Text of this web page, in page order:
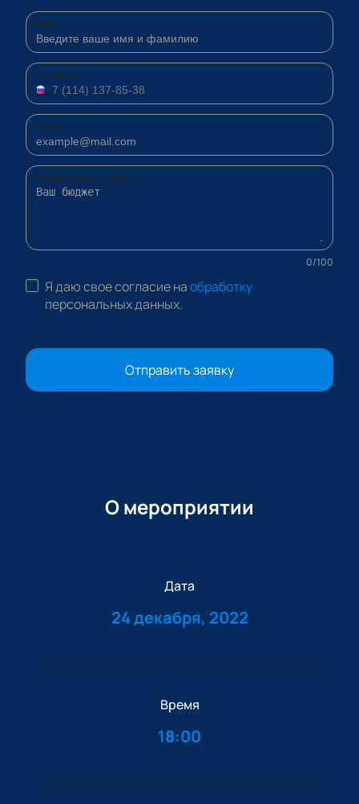
Имя
Телефон
Email
Комментарий к заявке
0/100
Я даю свое согласие наобработку
персональных данных.
Отправить заявку
О мероприятии
Дата
24 декабря, 2022
Время
18:00